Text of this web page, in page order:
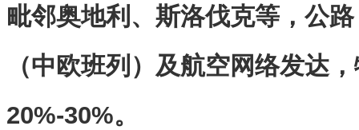
毗邻奥地利、斯洛伐克等，公
（中欧班列）及航空网络发达
20%-30%。